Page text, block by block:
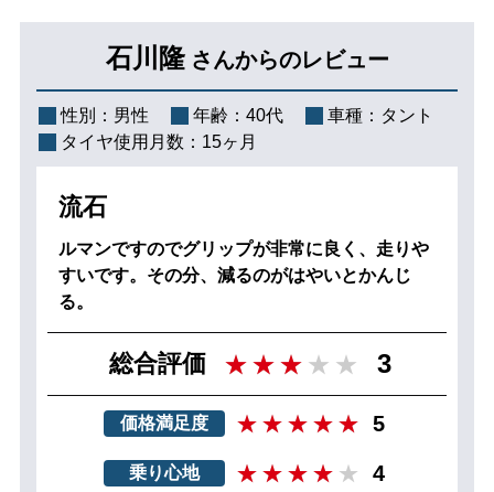
石川隆 さんからのレビュー
性別： 男性 年齢： 40代 車種： タント
タイヤ使用月数： 15ヶ月
流石
ルマンですのでグリップが非常に良く、走りや
すいです。その分、減るのがはやいとかんじ
る。
総合評価 3
価格満足度 5
乗り心地 4